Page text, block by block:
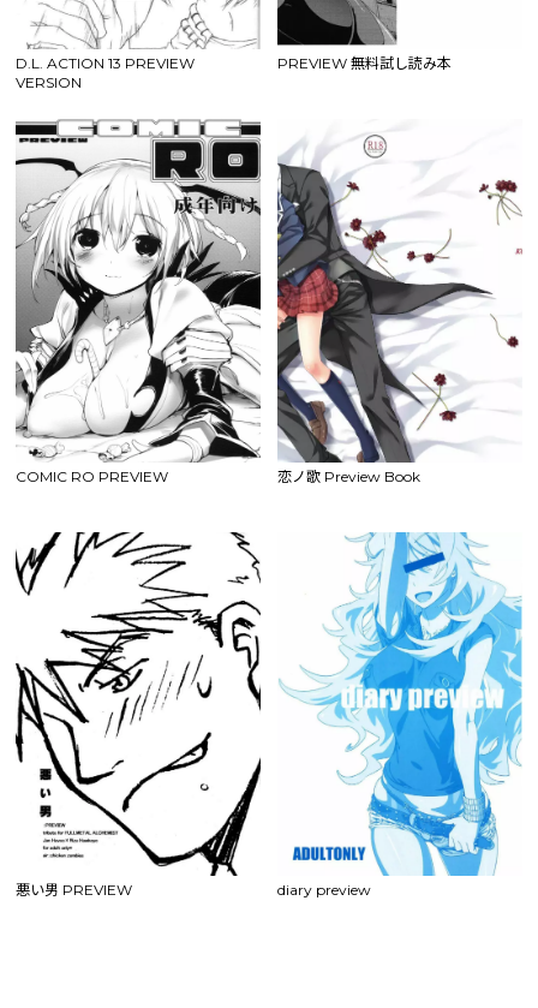
D.L. ACTION 13 PREVIEW
VERSION
PREVIEW 無料試し読み本
COMIC RO PREVIEW 恋ノ歌 Preview Book
悪い男 PREVIEW diary preview